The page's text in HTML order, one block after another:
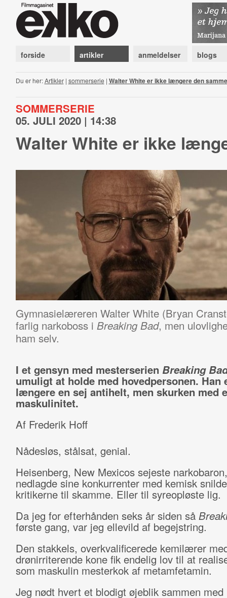
forside artikler anmeldelser blogs
Du er her:Artikler| sommerserie | Walter White er ikke længere den samme
SOMMERSERIE
05. JULI 2020 | 14:38
Walter White er ikke
Gymnasielæreren Walter White (Bryan
farlig narkoboss i Breaking Bad, men
ham selv.
I et gensyn med mesterserien Breaking
umuligt at holde med hovedpersonen. Han
længere en sej antihelt, men skurken med
maskulinitet.
Af Frederik Hoff
Nådesløs, stålsat, genial.
Heisenberg, New Mexicos sejeste
nedlagde sine konkurrenter med kemisk
kritikerne til skamme. Eller til syreopløste lig.
Da jeg for efterhånden seks år siden så
første gang, var jeg ellevild af begejstring.
Den stakkels, overkvalificerede kemilærer
drønirriterende kone fik endelig lov til at
som maskulin mesterkok af metamfetamin.
Jeg nødt hvert et blodigt øjeblik sammen med